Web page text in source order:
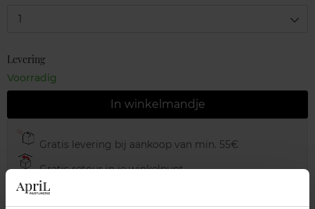
1
Levering
Voorradig
In winkelmandje
Gratis levering bij aankoop van min. 55€
Gratis retour in je winkelpunt
Gratis verpakking